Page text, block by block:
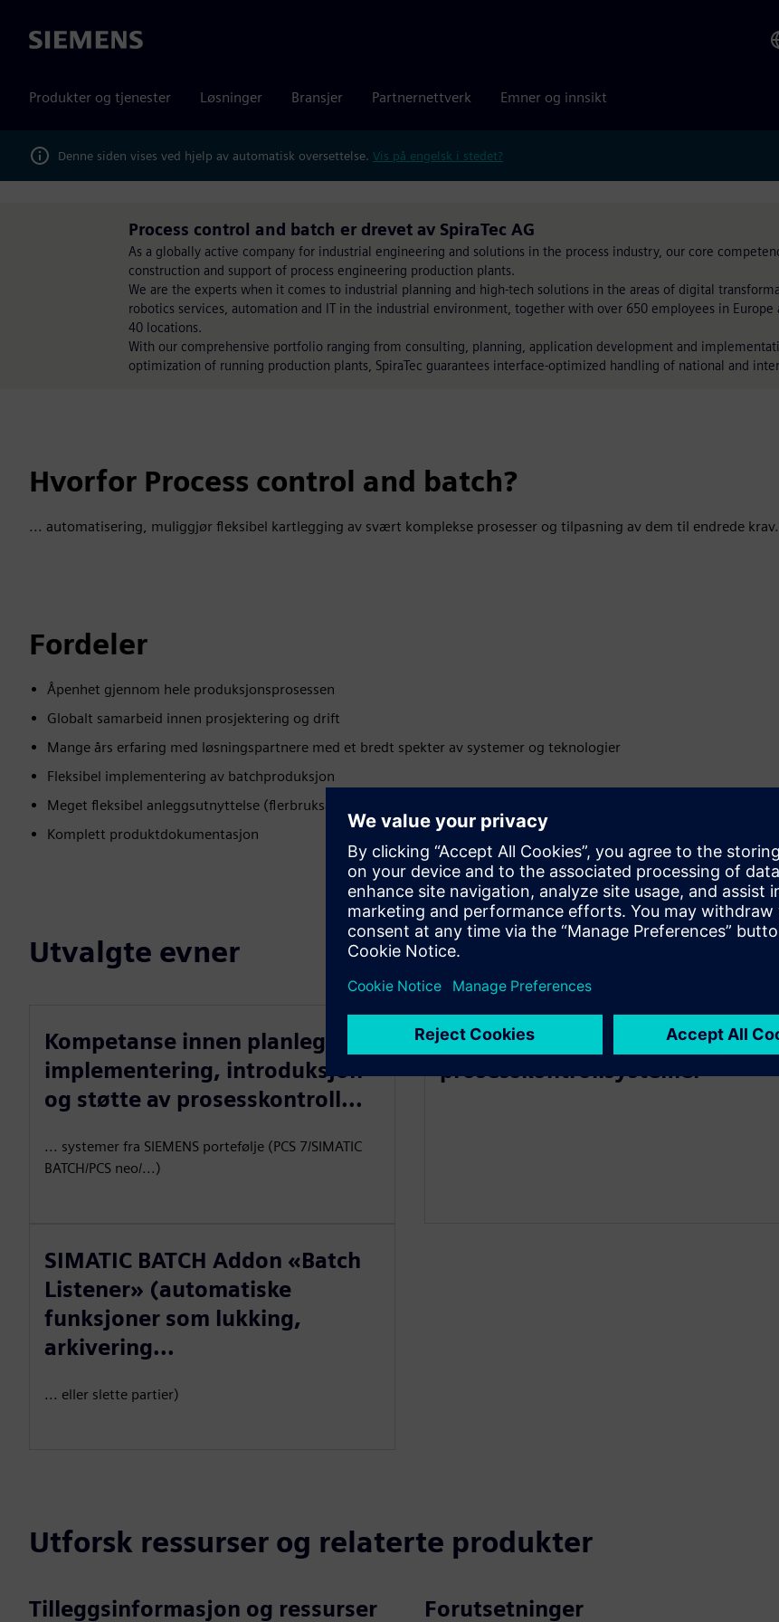
Siemens
Produkter og tjenester Løsninger Bransjer Partnernettverk Emner og innsikt
Denne siden vises ved hjelp av automatisk oversettelse. Vis på engelsk i stedet?
Process control and batch er drevet av SpiraTec AG
As a globally active company for industrial engineering and solutions in the process industry, our core
construction and support of process engineering production plants.
We are the experts when it comes to industrial planning and high-tech solutions in the areas of digital
robotics services, automation and IT in the industrial environment, together with over 650 employees in Europe
40 locations.
With our comprehensive portfolio ranging from consulting, planning, application development and
optimization of running production plants, SpiraTec guarantees interface-optimized handling of national and
Hvorfor Process control and batch?
... automatisering, muliggjør fleksibel kartlegging av svært komplekse prosesser og tilpasning av dem til endrede krav.
Fordeler
Åpenhet gjennom hele produksjonsprosessen
Globalt samarbeid innen prosjektering og drift
Mange års erfaring med løsningspartnere med et bredt spekter av systemer og teknologier
Fleksibel implementering av batchproduksjon
Meget fleksibel anleggsutnyttelse (flerbruksanlegg)
Komplett produktdokumentasjon
Utvalgte evner
Kompetanse innen planlegging,
implementering, introduksjon
og støtte av prosesskontroll...
... systemer fra SIEMENS portefølje (PCS 7/SIMATIC
BATCH/PCS neo/...)
Implementering av nettbaserte
prosesskontrollsystemer
SIMATIC BATCH Addon «Batch
Listener» (automatiske
funksjoner som lukking,
arkivering...
... eller slette partier)
Utforsk ressurser og relaterte produkter
Tilleggsinformasjon og ressurser Forutsetninger